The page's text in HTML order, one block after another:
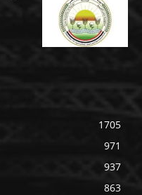
1705
971
937
863